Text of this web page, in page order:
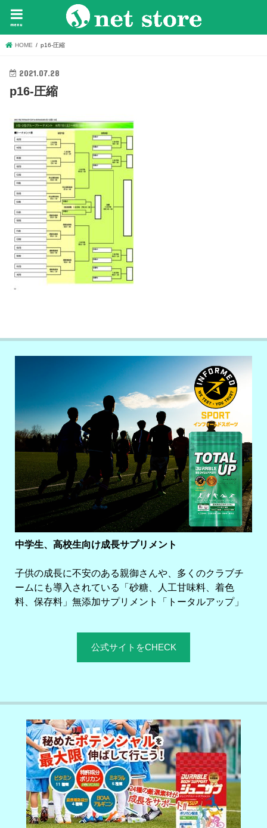
menu
HOME p16-圧縮
2021.07.28
p16-圧縮
中学生、高校生向け成長サプリメント
子供の成長に不安のある親御さんや、多くのクラブチ
ームにも導入されている「砂糖、人工甘味料、着色
料、保存料」無添加サプリメント「トータルアップ」
公式サイトをCHECK